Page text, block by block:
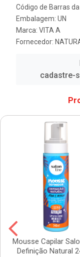
Código de Barras
Embalagem: UN
Marca: VITA A
Fornecedor:
cadastre-
Mousse Capilar
Definição Natural